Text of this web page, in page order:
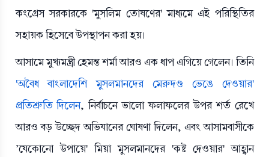
কংগ্রেস সরকারকে 'মুসলিম তোষণের' মাধ্যমে এই পরিস্থিতির
সহায়ক হিসেবে উপস্থাপন করা হয়।
আসামে মুখ্যমন্ত্রী হেমন্ত শর্মা আরও এক ধাপ এগিয়ে গেলেন। তিনি
'অবৈধ বাংলাদেশি মুসলমানদের মেরুদণ্ড ভেঙে দেওয়ার'
প্রতিশ্রুতি দিলেন, নির্বাচনে ভালো ফলাফলের উপর শর্ত রেখে
আরও বড় উচ্ছেদ অভিযানের ঘোষণা দিলেন, এবং আসামবাসীকে
'যেকোনো উপায়ে' মিয়া মুসলমানদের 'কষ্ট দেওয়ার' আহ্বান